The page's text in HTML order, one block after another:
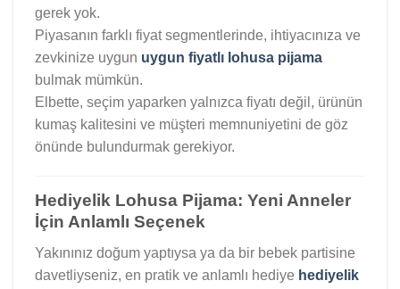
gerek yok.
Piyasanın farklı fiyat segmentlerinde, ihtiyacınıza ve
zevkinize uygun uygun fiyatlı lohusa pijama
bulmak mümkün.
Elbette, seçim yaparken yalnızca fiyatı değil, ürünün
kumaş kalitesini ve müşteri memnuniyetini de göz
önünde bulundurmak gerekiyor.
Hediyelik Lohusa Pijama: Yeni Anneler
İçin Anlamlı Seçenek
Yakınınız doğum yaptıysa ya da bir bebek partisine
davetliyseniz, en pratik ve anlamlı hediye hediyelik